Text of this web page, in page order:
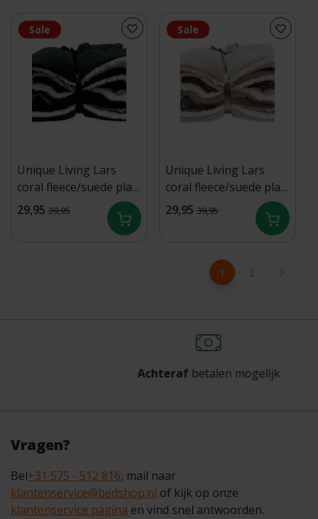
Sale
Unique Living Lars
coral fleece/suede plaid
150x200cm dark green
29,95 39,95
Sale
Unique Living Lars
coral fleece/suede plaid
150x200cm chateau
29,95 39,95
1 2
Achterafbetalen mogelijk
Vragen?
Bel+31 575 - 512 816, mail naar
klantenservice@bedshop.nl of kijk op onze
klantenservice pagina en vind snel antwoorden.